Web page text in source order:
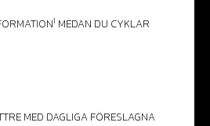
1 MEDAN DU CYKLAR
MED DAGLIGA FÖRESLAGNA